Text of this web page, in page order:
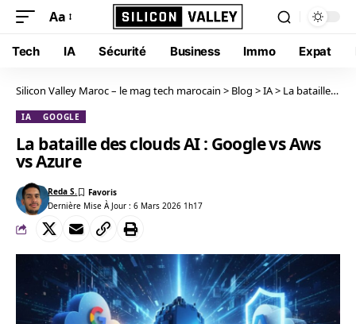
Aa
Tech IA Sécurité Business Immo Expat
Silicon Valley Maroc – le mag tech marocain > Blog >IA> La bataille des clouds AI : Google vs Aws vs Azure
IA GOOGLE
La bataille des clouds AI : Google vs Aws
vs Azure
Dernière Mise À Jour : 6 Mars 2026 1h17
Reda S.